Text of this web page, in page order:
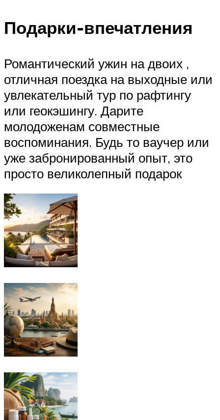
Подарки-впечатления
Романтический ужин на двоих ,
отличная поездка на выходные или
увлекательный тур по рафтингу
или геокэшингу. Дарите
молодоженам совместные
воспоминания. Будь то ваучер или
уже забронированный опыт, это
просто великолепный подарок